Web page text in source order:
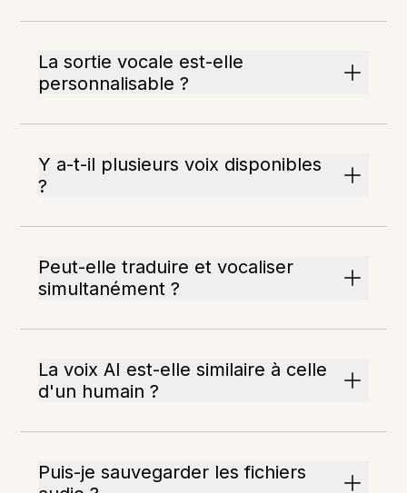
La sortie vocale est-elle
personnalisable ?
Y a-t-il plusieurs voix disponibles
?
Peut-elle traduire et vocaliser
simultanément ?
La voix AI est-elle similaire à celle
d'un humain ?
Puis-je sauvegarder les fichiers